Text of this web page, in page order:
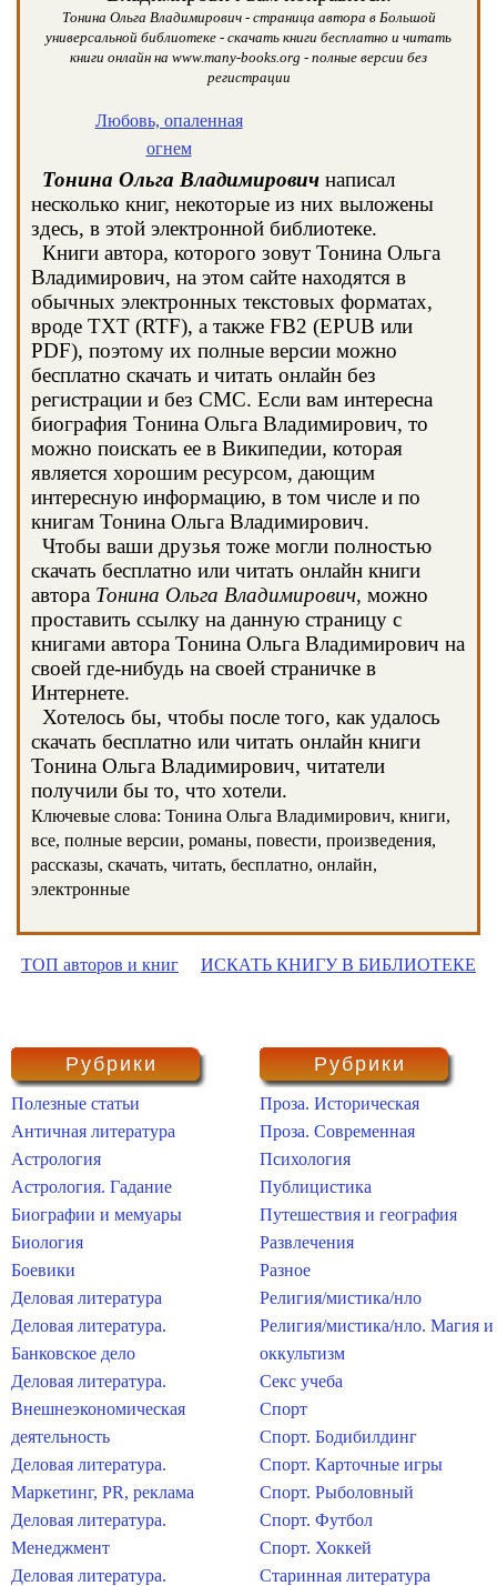
Тонина Ольга Владимирович - страница автора в Большой
универсальной библиотеке - скачать книги бесплатно и читать
книги онлайн на www.many-books.org - полные версии без
регистрации
Любовь, опаленная
огнем
Тонина Ольга Владимирович написал
несколько книг, некоторые из них выложены
здесь, в этой электронной библиотеке.
Книги автора, которого зовут Тонина Ольга
Владимирович, на этом сайте находятся в
обычных электронных текстовых форматах,
вроде TXT (RTF), а также FB2 (EPUB или
PDF), поэтому их полные версии можно
бесплатно скачать и читать онлайн без
регистрации и без СМС. Если вам интересна
биография Тонина Ольга Владимирович, то
можно поискать ее в Википедии, которая
является хорошим ресурсом, дающим
интересную информацию, в том числе и по
книгам Тонина Ольга Владимирович.
Чтобы ваши друзья тоже могли полностью
скачать бесплатно или читать онлайн книги
автора Тонина Ольга Владимирович, можно
проставить ссылку на данную страницу с
книгами автора Тонина Ольга Владимирович на
своей где-нибудь на своей страничке в
Интернете.
Хотелось бы, чтобы после того, как удалось
скачать бесплатно или читать онлайн книги
Тонина Ольга Владимирович, читатели
получили бы то, что хотели.
Ключевые слова: Тонина Ольга Владимирович, книги,
все, полные версии, романы, повести, произведения,
рассказы, скачать, читать, бесплатно, онлайн,
электронные
ТОП авторов и книг ИСКАТЬ КНИГУ В БИБЛИОТЕКЕ
Рубрики
Полезные статьи
Античная литература
Астрология
Астрология. Гадание
Биографии и мемуары
Биология
Боевики
Деловая литература
Деловая литература.
Банковское дело
Деловая литература.
Внешнеэкономическая
деятельность
Деловая литература.
Маркетинг, PR, реклама
Деловая литература.
Менеджмент
Деловая литература.
Рубрики
Проза. Историческая
Проза. Современная
Психология
Публицистика
Путешествия и география
Развлечения
Разное
Религия/мистика/нло
Религия/мистика/нло. Магия и
оккультизм
Секс учеба
Спорт
Спорт. Бодибилдинг
Спорт. Карточные игры
Спорт. Рыболовный
Спорт. Футбол
Спорт. Хоккей
Старинная литература